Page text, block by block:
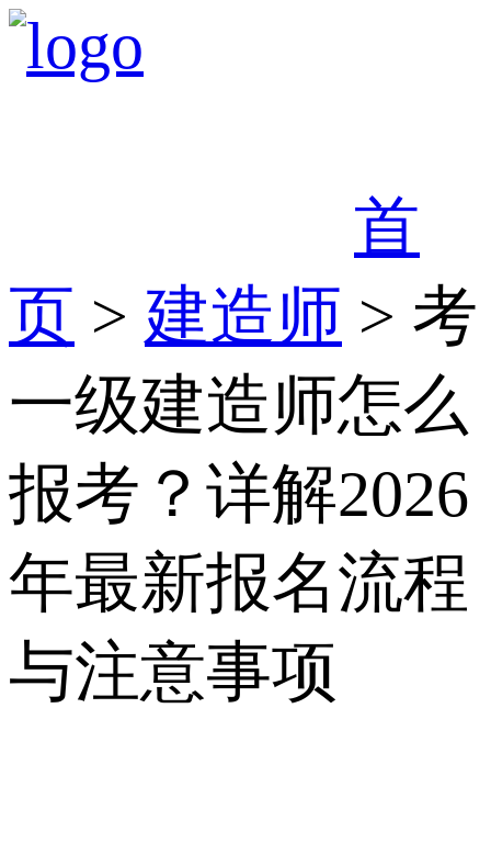
首
页 > 建造师 > 考
一级建造师怎么
报考？详解2026
年最新报名流程
与注意事项